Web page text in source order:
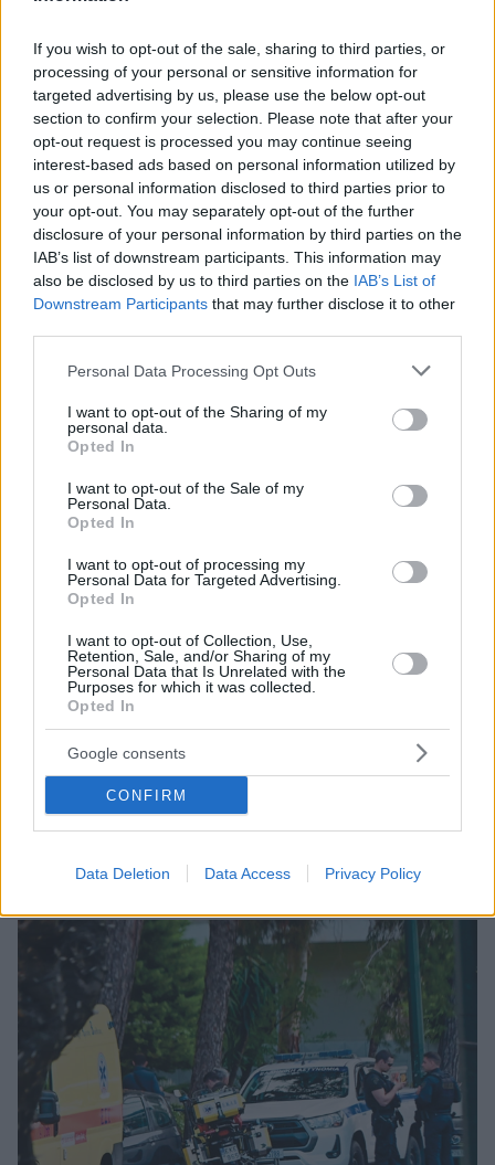
If you wish to opt-out of the sale, sharing to third parties, or
processing of your personal or sensitive information for
targeted advertising by us, please use the below opt-out
section to confirm your selection. Please note that after your
opt-out request is processed you may continue seeing
interest-based ads based on personal information utilized by
us or personal information disclosed to third parties prior to
your opt-out. You may separately opt-out of the further
disclosure of your personal information by third parties on the
IAB’s list of downstream participants. This information may
also be disclosed by us to third parties on the IAB’s List of
Downstream Participants that may further disclose it to other
Please note that this website/app uses one or more Google
not limited to your visit or usage behaviour. You may click to
grant or deny consent to Google and its third-party tags to
use your data for below specified purposes in below Google
consent section.
Personal Data Processing Opt Outs
I want to opt-out of the Sharing of my
personal data.
Opted In
I want to opt-out of the Sale of my
Personal Data.
Opted In
I want to opt-out of processing my
Personal Data for Targeted Advertising.
Opted In
I want to opt-out of Collection, Use,
Retention, Sale, and/or Sharing of my
Personal Data that Is Unrelated with the
Purposes for which it was collected.
Opted In
Google consents
CONFIRM
Data Deletion Data Access Privacy Policy
Σύμφωνα με πληροφορίες ο Γιώργος Μοσχούρης τα
τελευταία χρόνια περνούσε μεγάλο διάστημα στο
Ντουμπάι ενώ είχε επιστρέψει από την Αραβική
Χερσόνησο περίπου τρεις ημέρες πριν να πέσει
νεκρός
Τέσσερις συλλήψεις για τη δολοφονία στο Χαλάνδρι του
«θαμνάκια» Μοσχούρη της Greek Mafia, ετοίμαζαν νέο
χτύπημα
Η δολοφονία είχε διαπραχθεί τον Απρίλιο του 2025
- Ως εμπλεκόμενοι ταυτοποιήθηκαν 3 Έλληνες και
ένας ήδη κρατούμενος σε φυλακή - Αναζητούνται
07.05.2026, 08:44 20